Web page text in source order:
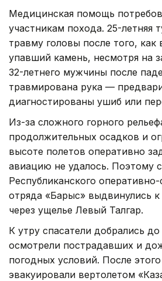
Медицинская помощь
участникам похода. 25-летняя
травму головы после того, как
упавший камень, несмотря на
32-летнего мужчины после
травмирована рука —
диагностированы ушиб или
Из-за сложного горного
продолжительных осадков и
высоте полетов оперативно
авиацию не удалось. Поэтому
Республиканского оперативно-
отряда «Барыс» выдвинулись
через ущелье Левый Талгар.
К утру спасатели добрались
осмотрели пострадавших и
погодных условий. После
эвакуировали вертолетом